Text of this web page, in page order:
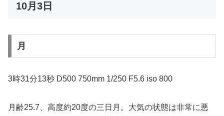
10月3日
月
3時31分13秒 D500 750mm 1/250 F5.6 iso 800
月齢25.7、高度約20度の三日月。大気の状態は非常に悪